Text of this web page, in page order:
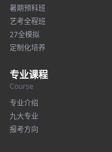
暑期预科班
艺考全程班
27全模拟
定制化培养
专业课程
Course
专业介绍
九大专业
报考方向